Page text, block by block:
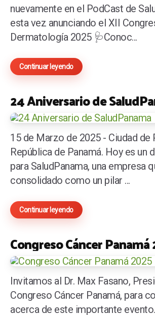
nuevamente en el PodCast de
esta vez anunciando el XII
Dermatología 2025 🩺Conoc...
Continuar leyendo
24 Aniversario de
15 de Marzo de 2025 - Ciudad de
República de Panamá. Hoy es un
para SaludPanama, una empresa
consolidado como un pilar ...
Continuar leyendo
Congreso Cáncer
Invitamos al Dr. Max Fasano,
Congreso Cáncer Panamá, para
acerca de este importante